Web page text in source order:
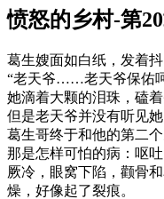
愤怒的乡村-第
葛生嫂面如白纸，发着
“老天爷……老天爷保
她滴着大颗的泪珠，磕着
但是老天爷并没有听见
葛生哥终于和他的第二个
那是怎样可怕的病：呕
厥冷，眼窝下陷，颧骨
燥，好像起了裂痕。